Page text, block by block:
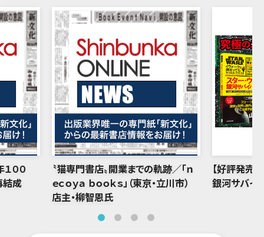
００
結成
〝猫専門書店〟開業までの軌跡／「ｎ
ｅｃｏｙａ ｂｏｏｋｓ」（東京・立川市）
店主・柳智恩氏
【好評発売中
銀河サバイ